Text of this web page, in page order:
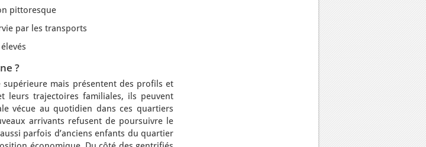
pittoresque
par les transports
?
mais présentent des profils et
leurs trajectoires familiales, ils peuvent
vécue au quotidien dans ces quartiers
arrivants refusent de poursuivre le
parfois d’anciens enfants du quartier